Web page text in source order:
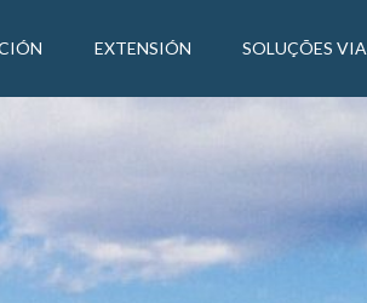
EXTENSIÓN SOLUÇÕES VIA